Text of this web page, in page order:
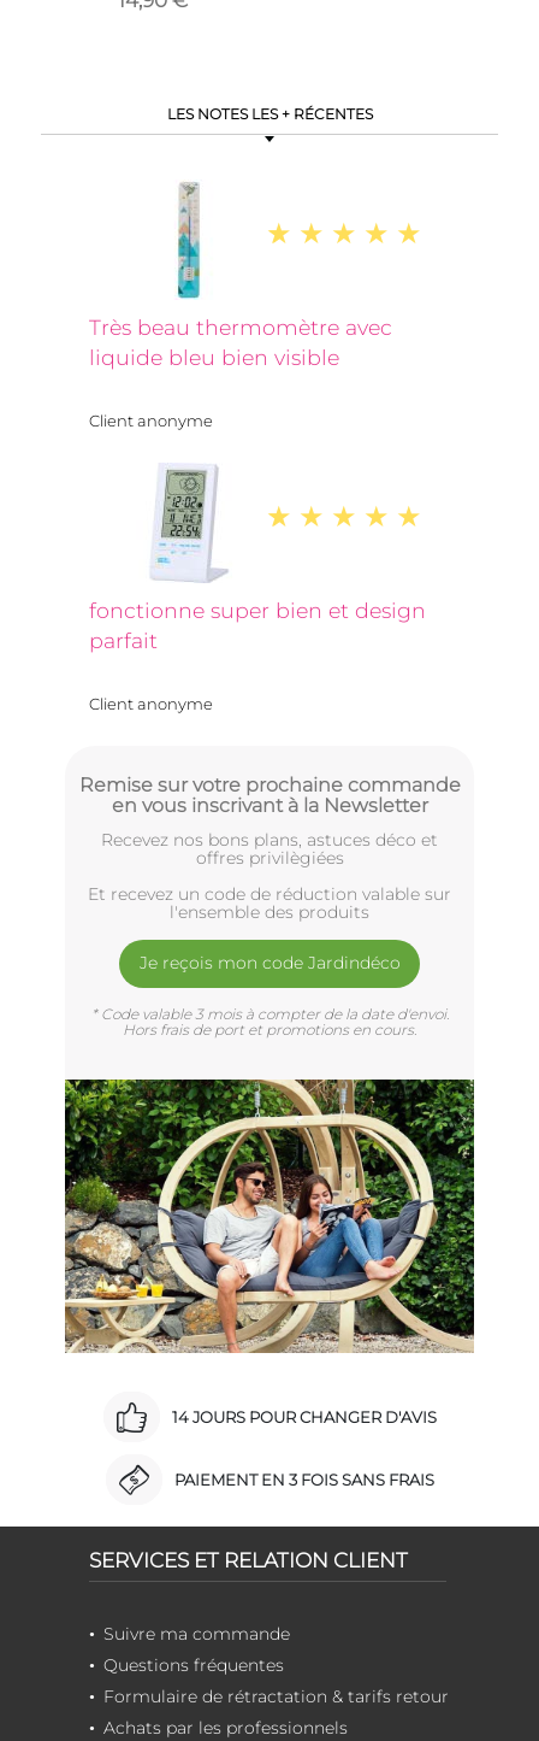
LES NOTES LES + RÉCENTES
Très beau thermomètre avec
liquide bleu bien visible
Client anonyme
fonctionne super bien et design
parfait
Client anonyme
Remise sur votre prochaine commande
en vous inscrivant à la Newsletter
Recevez nos bons plans, astuces déco et
offres privilègiées
Et recevez un code de réduction valable sur
l'ensemble des produits
Je reçois mon code Jardindéco
* Code valable 3 mois à compter de la date d'envoi.
Hors frais de port et promotions en cours.
14 JOURS POUR CHANGER D'AVIS
PAIEMENT EN 3 FOIS SANS FRAIS
SERVICES ET RELATION CLIENT
Suivre ma commande
Questions fréquentes
Formulaire de rétractation & tarifs retour
Achats par les professionnels